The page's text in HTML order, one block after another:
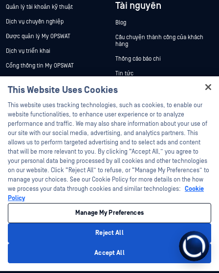
Quản lý tài khoản kỹ thuật
Dịch vụ chuyên nghiệp
Được quản lý My OPSWAT
Dịch vụ triển khai
Cổng thông tin My OPSWAT
Chương trình Xử lý Lỗ hổng Bảo mật
Đối tác
Chứng nhận
Đối tác công nghệ
Chương trình đối tác kênh phân phối
Tài nguyên
Blog
Câu chuyện thành công của khách
hàng
Thông cáo báo chí
Tin tức
Sự kiện
Hội thảo trên trực tuyến
Datasheets
White Papers
Công cụ miễn phí
©2026 OPSWAT Công ty TNHH. Mọi quyền được bảo lưu. OPSWAT , MetaDefender
Metascan, MetaAccess , cái OPSWAT Logo, Không tin tưởng bất kỳ tệp tin nào.
Không tin tưởng bất kỳ thiết bị nào. OPSWAT Academy Bảo vệ thế giới cơ sở hạ
tầng trọng yếu Deep CDR™ Technology, InQuest, Logo InQuest, DFI, RetroHunt, Deep
File Inspection và Join the Hunt là các nhãn hiệu thương mại của OPSWAT Các
nhãn hiệu của bên thứ ba là tài sản của chủ sở hữu tương ứng.
Quản lý tùy chọn Cookie
Lựa chọn
This Website Uses Cookies
This website uses tracking technologies, such as cookies, to enable our
website functionalities, to enhance user experience or to analyze
performance and traffic. We may also share information about your use of
our site with our social media, advertising, and analytics partners. This
allows us to perform targeted advertising and to select ads and content
that will be more relevant to you. By clicking “Accept All,” you agree to
your personal data being processed by all cookies and other technologies
on our website. Click “Reject All” to refuse, or “Manage My Preferences” to
manage your choices. See our Cookie Policy for more details on the how
we process your data through cookies and similar technologies: Cookie
Policy
Manage My Preferences
Reject All
Accept All